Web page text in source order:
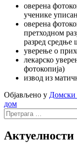
оверена
ученике
оверена
претходном
разред средње
уверење о
лекарско
фотокопија)
извод из
Објављено у Домски
дом
Претрага
за:
Актуелности